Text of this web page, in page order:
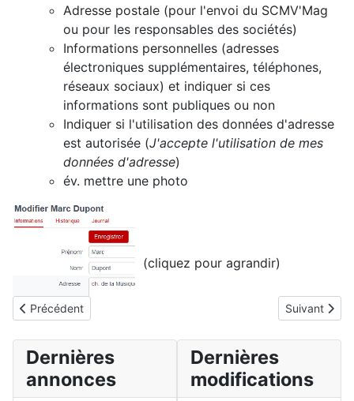
Adresse postale (pour l'envoi du SCMV'Mag
ou pour les responsables des sociétés)
Informations personnelles (adresses
électroniques supplémentaires, téléphones,
réseaux sociaux) et indiquer si ces
informations sont publiques ou non
Indiquer si l'utilisation des données d'adresse
est autorisée (J'accepte l'utilisation de mes
données d'adresse)
év. mettre une photo
(cliquez pour agrandir)
Article précédent : FAQ - logiciel ASM
Précédent Article
Suivant
Dernières
annonces
Dernières
modifications